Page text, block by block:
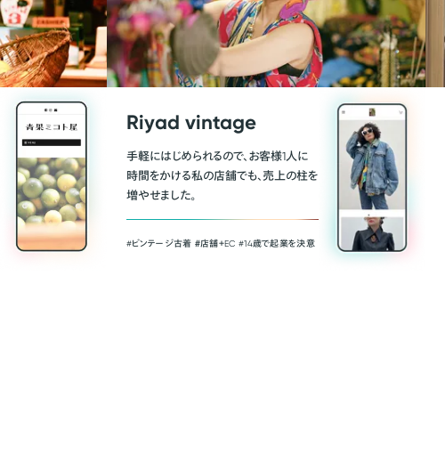
Riyad vintage
手軽にはじめられるので、お客様1人に
時間をかける私の店舗でも、売上の柱を
増やせました。
#ビンテージ古着 ＃店舗＋EC #14歳で起業を決意